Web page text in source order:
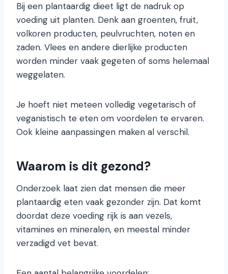
Bij een plantaardig dieet ligt de nadruk op
voeding uit planten. Denk aan groenten, fruit,
volkoren producten, peulvruchten, noten en
zaden. Vlees en andere dierlijke producten
worden minder vaak gegeten of soms helemaal
weggelaten.
Je hoeft niet meteen volledig vegetarisch of
veganistisch te eten om voordelen te ervaren.
Ook kleine aanpassingen maken al verschil.
Waarom is dit gezond?
Onderzoek laat zien dat mensen die meer
plantaardig eten vaak gezonder zijn. Dat komt
doordat deze voeding rijk is aan vezels,
vitamines en mineralen, en meestal minder
verzadigd vet bevat.